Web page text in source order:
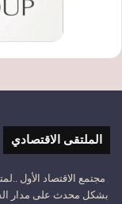
الملتقى الاقتصادي
مجتمع الاقتصاد الأول
بشكل محدث على مدار